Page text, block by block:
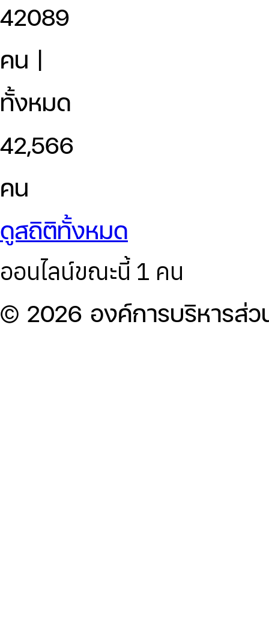
42089
คน |
ทั้งหมด
42,566
คน
ดูสถิติทั้งหมด
ออนไลน์ขณะนี้ 1 คน
© 2026 องค์การบริหารส่ว